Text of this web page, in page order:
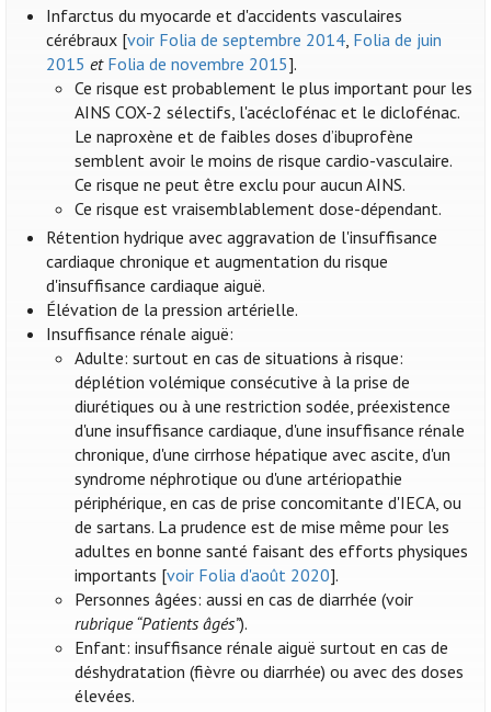
Infarctus du myocarde et d'accidents vasculaires
cérébraux [voir Folia de septembre 2014, Folia de juin
2015 et Folia de novembre 2015].
Ce risque est probablement le plus important pour les
AINS COX-2 sélectifs, l'acéclofénac et le diclofénac.
Le naproxène et de faibles doses d’ibuprofène
semblent avoir le moins de risque cardio-vasculaire.
Ce risque ne peut être exclu pour aucun AINS.
Ce risque est vraisemblablement dose-dépendant.
Rétention hydrique avec aggravation de l'insuffisance
cardiaque chronique et augmentation du risque
d'insuffisance cardiaque aiguë.
Élévation de la pression artérielle.
Insuffisance rénale aiguë:
Adulte: surtout en cas de situations à risque:
déplétion volémique consécutive à la prise de
diurétiques ou à une restriction sodée, préexistence
d'une insuffisance cardiaque, d'une insuffisance rénale
chronique, d'une cirrhose hépatique avec ascite, d'un
syndrome néphrotique ou d'une artériopathie
périphérique, en cas de prise concomitante d'IECA, ou
de sartans. La prudence est de mise même pour les
adultes en bonne santé faisant des efforts physiques
importants [voir Folia d'août 2020].
Personnes âgées: aussi en cas de diarrhée (voir
rubrique “Patients âgés”).
Enfant: insuffisance rénale aiguë surtout en cas de
déshydratation (fièvre ou diarrhée) ou avec des doses
élevées.